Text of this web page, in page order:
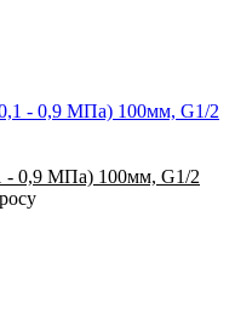
- 0,9 МПа) 100мм, G1/2